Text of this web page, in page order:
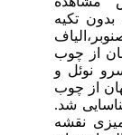
تکیه
از چوب
نوئل و
از چوب
شد.
نقشه